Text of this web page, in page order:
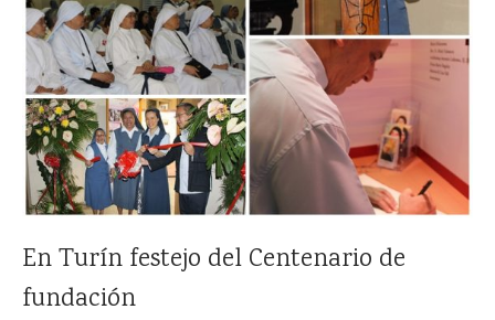
En Turín festejo del Centenario de
fundación